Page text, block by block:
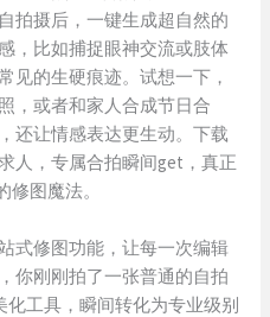
拍摄后，一键生成超自然的
，比如捕捉眼神交流或肢体
见的生硬痕迹。试想一下，
，或者和家人合成节日合
还让情感表达更生动。下载
人，专属合拍瞬间get，真正
图魔法。
式修图功能，让每一次编辑
你刚刚拍了一张普通的自拍
化工具，瞬间转化为专业级别